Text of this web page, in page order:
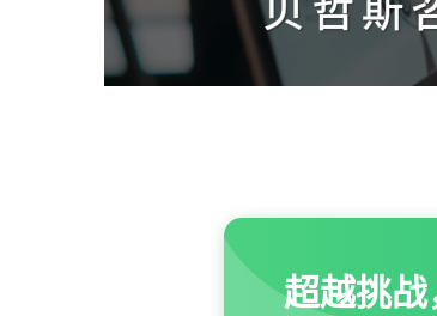
超越挑